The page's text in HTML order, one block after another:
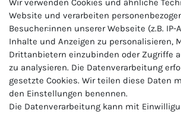
Nike Herren Shorts
Modell: Park III Short
Artikelnummer: BV6855
Passform:Slim fit, elastischer
Wir verwenden Cookies und ähnliche
Website und verarbeiten
Besucher:innen unserer Webseite (z.B. IP-
Inhalte und Anzeigen zu personalisieren,
Drittanbietern einzubinden oder Zugriffe
zu analysieren. Die Datenverarbeitung
gesetzte Cookies. Wir teilen diese Daten
den Einstellungen benennen.
Die Datenverarbeitung kann mit